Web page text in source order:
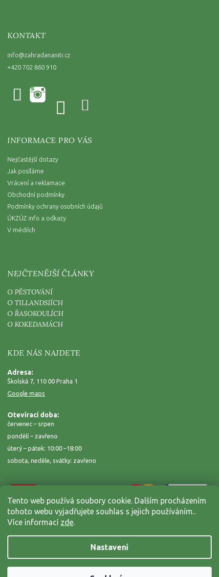
Tento web používá soubory cookie. Dalším procházením
tohoto webu vyjadřujete souhlas s jejich používáním..
Více informací zde.
Nastavení
KONTAKT
info@zahradananiti.cz
+420 702 860 910
INFORMACE PRO VÁS
Nejčastější dotazy
Jak posíláme
Vrácení a reklamace
Obchodní podmínky
Podmínky ochrany osobních údajů
ÚKZÚZ info a odkazy
V médiích
NEJČTENĚJŠÍ ČLÁNKY
O PĚSTOVÁNÍ
O TILLANDSIÍCH
O ŘASOKOULÍCH
O KOKEDAMÁCH
KDE NÁS NAJDETE
Adresa:
Školská 7, 110 00 Praha 1
Google maps
Otevírací doba:
červenec – srpen
pondělí – zavřeno
úterý – pátek: 10:00 –18:00
sobota, neděle, svátky: zavřeno
Zahrada na niti. Všechna práva vyhrazena.